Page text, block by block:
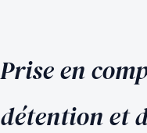
Prise en
détention et